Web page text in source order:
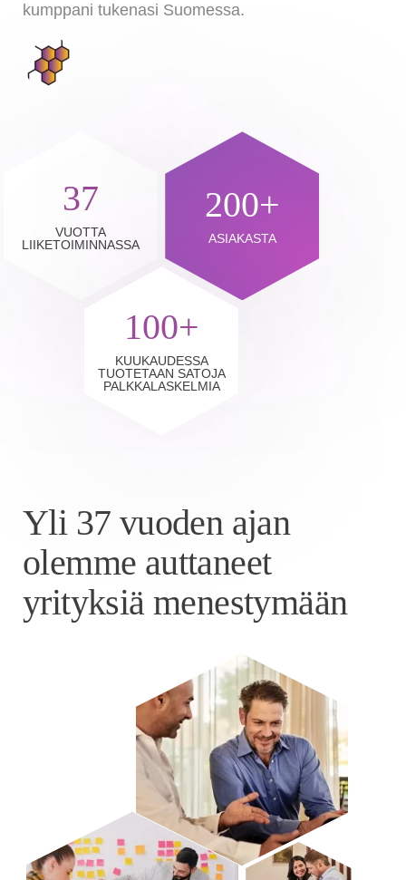
kumppani tukenasi Suomessa.
37
VUOTTA
LIIKETOIMINNASSA
200+
ASIAKASTA
100+
KUUKAUDESSA
TUOTETAAN SATOJA
PALKKALASKELMIA
Yli 37 vuoden ajan
olemme auttaneet
yrityksiä menestymään